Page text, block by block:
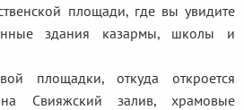
площади, где вы увидите
здания казармы, школы и
площадки, откуда откроется
Свияжский залив, храмовые